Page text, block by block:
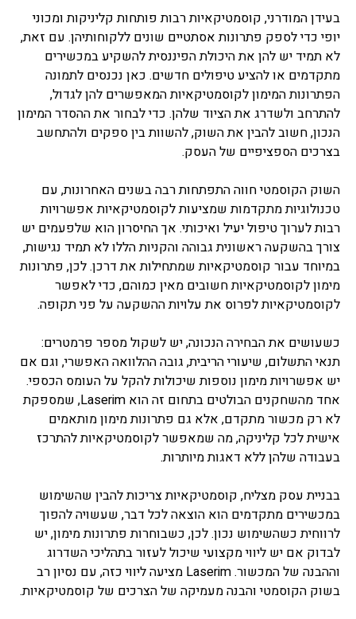
בעידן המודרני, קוסמטיקאיות רבות פותחות קליניקות ומכוני
יופי כדי לספק פתרונות אסתטיים שונים ללקוחותיהן. עם זאת,
לא תמיד יש להן את היכולת הפיננסית להשקיע במכשירים
מתקדמים או להציע טיפולים חדשים. כאן נכנסים לתמונה
הפתרונות המימון לקוסמטיקאיות המאפשרים להן לגדול,
להתרחב ולשדרג את הציוד שלהן. כדי לבחור את ההסדר המימון
הנכון, חשוב להבין את השוק, להשוות בין ספקים ולהתחשב
בצרכים הספציפיים של העסק.
השוק הקוסמטי חווה התפתחות רבה בשנים האחרונות, עם
טכנולוגיות מתקדמות שמציעות לקוסמטיקאיות אפשרויות
רבות לערוך טיפול יעיל ואיכותי. אך החיסרון הוא שלפעמים יש
צורך בהשקעה ראשונית גבוהה והקניות הללו לא תמיד נגישות,
במיוחד עבור קוסמטיקאיות שמתחילות את דרכן. לכן, פתרונות
מימון לקוסמטיקאיות חשובים מאין כמוהם, כדי לאפשר
לקוסמטיקאיות לפרוס את עלויות ההשקעה על פני תקופה.
כשעושים את הבחירה הנכונה, יש לשקול מספר פרמטרים:
תנאי התשלום, שיעורי הריבית, גובה ההלוואה האפשרי, וגם אם
יש אפשרויות מימון נוספות שיכולות להקל על העומס הכספי.
אחד מהשחקנים הבולטים בתחום זה הוא Laserim, שמספקת
לא רק מכשור מתקדם, אלא גם פתרונות מימון מותאמים
אישית לכל קליניקה, מה שמאפשר לקוסמטיקאיות להתרכז
בעבודה שלהן ללא דאגות מיותרות.
בבניית עסק מצליח, קוסמטיקאיות צריכות להבין שהשימוש
במכשירים מתקדמים הוא הוצאה לכל דבר, שעשויה להפוך
לרווחית כשהשימוש נכון. לכן, כשבוחרות פתרונות מימון, יש
לבדוק אם יש ליווי מקצועי שיכול לעזור בתהליכי השדרוג
וההבנה של המכשור. Laserim מציעה ליווי כזה, עם נסיון רב
בשוק הקוסמטי והבנה מעמיקה של הצרכים של קוסמטיקאיות.